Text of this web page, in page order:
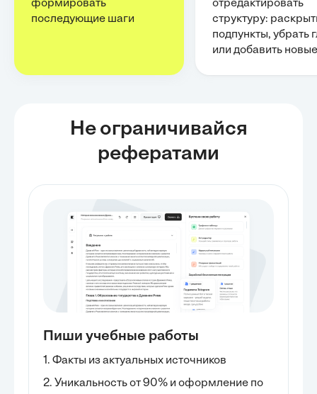
формировать
последующие шаги
отредактировать
структуру:
подпункты, убрать
или добавить новые
Не ограничивайся
рефератами
Пиши учебные работы
1. Факты из актуальных источников
2. Уникальность от 90% и оформление по